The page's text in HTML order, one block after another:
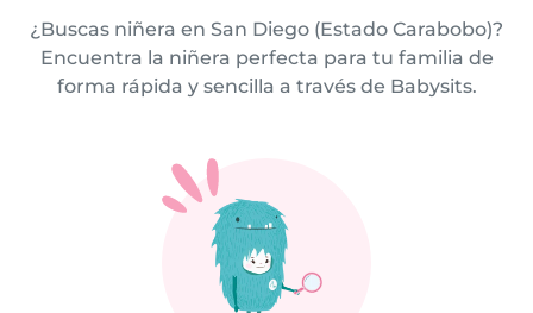
¿Buscas niñera en San Diego (Estado Carabobo)?
Encuentra la niñera perfecta para tu familia de
forma rápida y sencilla a través de Babysits.